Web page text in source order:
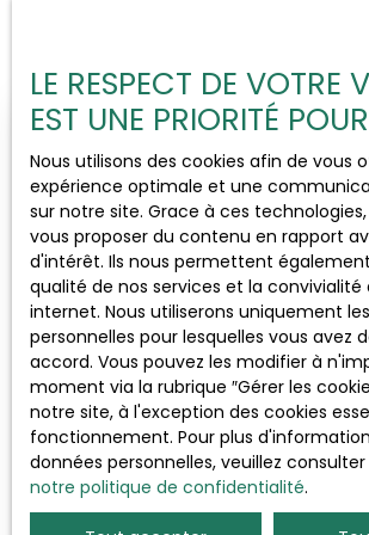
Maison
Type de bien
Localisation
Budget max (€)
Surface min (m²)
Rechercher
349 000€
Maison mitoyenne 1 côté à
pièces - Beaune 21200
4pièces 90m²
Beaune
LE RESPECT DE VOTRE
EST UNE PRIORITÉ
Nous utilisons des cookies afin de vous
expérience optimale et une
sur notre site. Grace à ces
vous proposer du contenu en rapport
d'intérêt. Ils nous permettent
qualité de nos services et la convivialité
internet. Nous utiliserons uniquement
personnelles pour lesquelles vous avez
accord. Vous pouvez les modifier à
moment via la rubrique ″Gérer les
notre site, à l'exception des cookies
fonctionnement. Pour plus
données personnelles, veuillez consulter
notre politique de confidentialité.